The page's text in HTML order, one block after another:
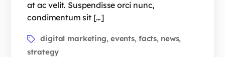
at ac velit. Suspendisse orci nunc,
condimentum sit […]
digital marketing, events, facts, news,
strategy